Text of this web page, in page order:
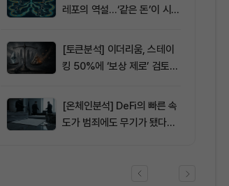
레포의 역설…‘같은 돈’이 시장
[토큰분석] 이더리움, 스테이
킹 50%에 ‘보상 제로’ 검토…
역행인가
[온체인분석] DeFi의 빠른 속
도가 범죄에도 무기가 됐다…